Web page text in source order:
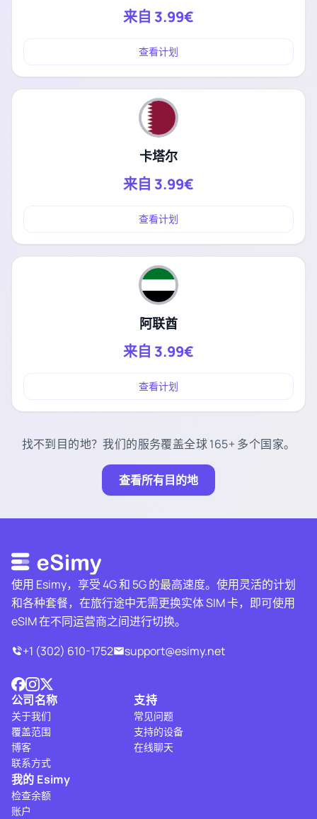
来自 3.99€
查看计划
卡塔尔
来自 3.99€
查看计划
阿联酋
来自 3.99€
查看计划
找不到目的地？我们的服务覆盖全球 165+ 多个国家。
查看所有目的地
使用 Esimy，享受 4G 和 5G 的最高速度。使用灵活的计划
和各种套餐，在旅行途中无需更换实体 SIM 卡，即可使用
eSIM 在不同运营商之间进行切换。
+1 (302) 610-1752
support@esimy.net
公司名称
关于我们
覆盖范围
博客
联系方式
支持
常见问题
支持的设备
在线聊天
我的 Esimy
检查余额
账户